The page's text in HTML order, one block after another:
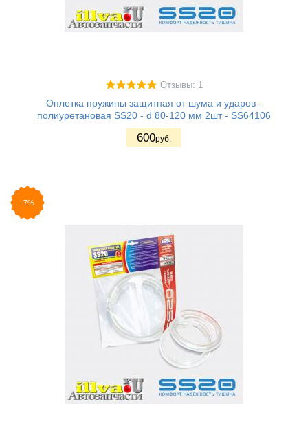
Отзывы: 1
Оплетка пружины защитная от шума и ударов -
полиуретановая SS20 - d 80-120 мм 2шт - SS64106
600руб.
-7%